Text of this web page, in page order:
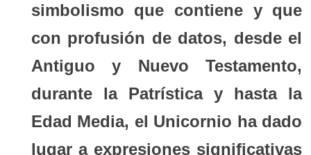
simbolismo que contiene y que
con profusión de datos, desde el
Antiguo y Nuevo Testamento,
durante la Patrística y hasta la
Edad Media, el Unicornio ha dado
lugar a expresiones significativas